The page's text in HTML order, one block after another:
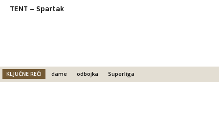
TENT – Spartak
KLJUČNE REČI dame odbojka Superliga